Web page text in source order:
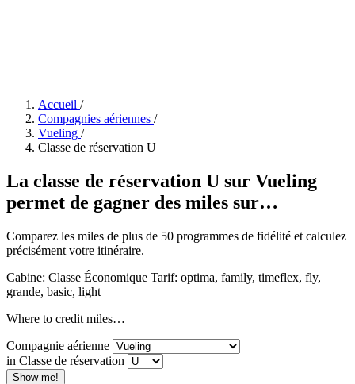
Accueil /
Compagnies aériennes /
Vueling /
Classe de réservation U
La classe de réservation U sur Vueling
permet de gagner des miles sur…
Comparez les miles de plus de 50 programmes de fidélité et calculez
précisément votre itinéraire.
Cabine: Classe Économique Tarif: optima, family, timeflex, fly,
grande, basic, light
Where to credit miles…
Compagnie aérienne
in Classe de réservation
Show me!